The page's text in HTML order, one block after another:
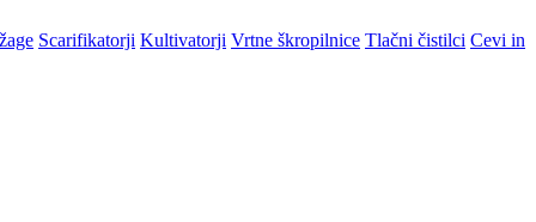
Scarifikatorji Kultivatorji Vrtne škropilnice Tlačni čistilci Cevi in